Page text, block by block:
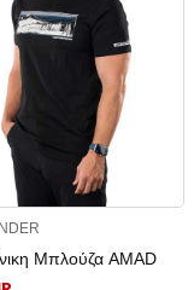
Μπλούζα AMAD